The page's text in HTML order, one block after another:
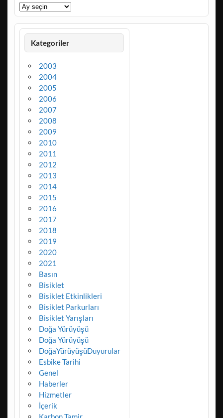
Arşivler
Kategoriler
2003
2004
2005
2006
2007
2008
2009
2010
2011
2012
2013
2014
2015
2016
2017
2018
2019
2020
2021
Basın
Bisiklet
Bisiklet Etkinlikleri
Bisiklet Parkurları
Bisiklet Yarışları
Doğa Yürüyüşü
Doğa Yürüyüşü
DoğaYürüyüşüDuyurular
Esbike Tarihi
Genel
Haberler
Hizmetler
İçerik